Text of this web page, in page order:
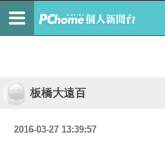
板橋大遠百
2016-03-27 13:39:57